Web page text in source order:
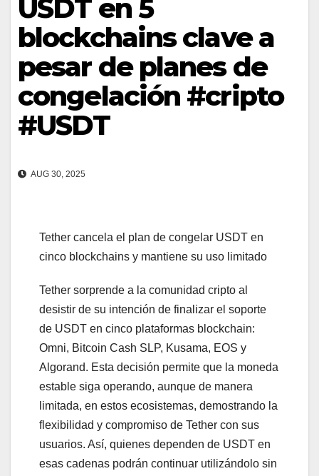
USDT en 5
blockchains clave a
pesar de planes de
congelación #cripto
#USDT
AUG 30, 2025
Tether cancela el plan de congelar USDT en
cinco blockchains y mantiene su uso limitado
Tether sorprende a la comunidad cripto al
desistir de su intención de finalizar el soporte
de USDT en cinco plataformas blockchain:
Omni, Bitcoin Cash SLP, Kusama, EOS y
Algorand. Esta decisión permite que la moneda
estable siga operando, aunque de manera
limitada, en estos ecosistemas, demostrando la
flexibilidad y compromiso de Tether con sus
usuarios. Así, quienes dependen de USDT en
esas cadenas podrán continuar utilizándolo sin